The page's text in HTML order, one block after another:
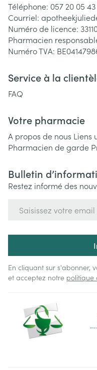
Téléphone: 057 20 05 43
Courriel:
Numéro de licence:
Pharmacien
Numéro TVA:
Service à la
FAQ
Votre pharmacie
A propos de nous Liens
Pharmacien de garde
Bulletin
Restez informé des
En cliquant sur s'abonner,
et acceptez notre politique